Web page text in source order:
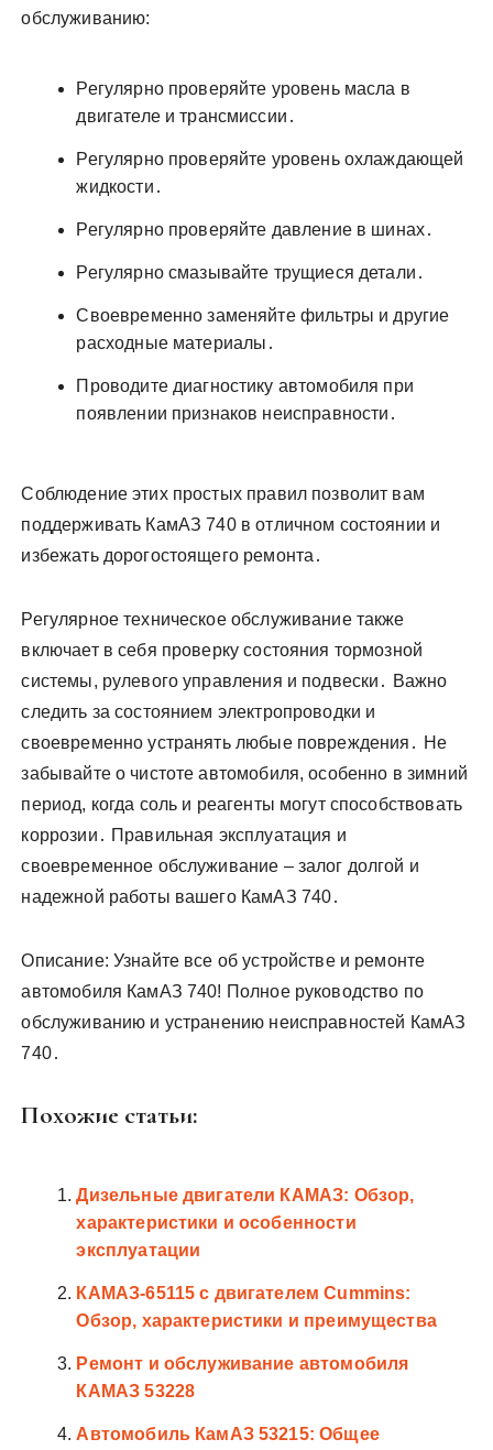
обслуживанию:
Регулярно проверяйте уровень масла в
двигателе и трансмиссии․
Регулярно проверяйте уровень охлаждающей
жидкости․
Регулярно проверяйте давление в шинах․
Регулярно смазывайте трущиеся детали․
Своевременно заменяйте фильтры и другие
расходные материалы․
Проводите диагностику автомобиля при
появлении признаков неисправности․
Соблюдение этих простых правил позволит вам
поддерживать КамАЗ 740 в отличном состоянии и
избежать дорогостоящего ремонта․
Регулярное техническое обслуживание также
включает в себя проверку состояния тормозной
системы, рулевого управления и подвески․ Важно
следить за состоянием электропроводки и
своевременно устранять любые повреждения․ Не
забывайте о чистоте автомобиля, особенно в зимний
период, когда соль и реагенты могут способствовать
коррозии․ Правильная эксплуатация и
своевременное обслуживание ‒ залог долгой и
надежной работы вашего КамАЗ 740․
Описание: Узнайте все об устройстве и ремонте
автомобиля КамАЗ 740! Полное руководство по
обслуживанию и устранению неисправностей КамАЗ
740․
Похожие статьи:
Дизельные двигатели КАМАЗ: Обзор,
характеристики и особенности
эксплуатации
КАМАЗ-65115 с двигателем Cummins:
Обзор‚ характеристики и преимущества
Ремонт и обслуживание автомобиля
КАМАЗ 53228
Автомобиль КамАЗ 53215: Общее